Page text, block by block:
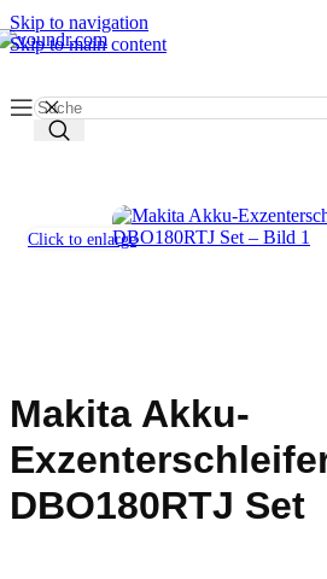
Skip to navigation
Skip to main content
Start/ Werkzeug mieten/
Click to enlarge
Makita Akku-
DBO180RTJ Set